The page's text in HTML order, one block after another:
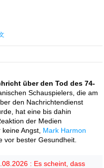
über den Tod des 74-
Schauspielers, die am
den Nachrichtendienst
hat eine bis dahin
der Medien
Angst, Mark Harmon
vor bester Gesundheit.
: Es scheint, dass